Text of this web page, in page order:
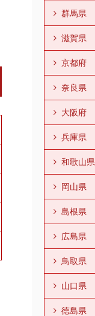
群馬県
滋賀県
京都府
奈良県
大阪府
兵庫県
和歌山県
岡山県
島根県
広島県
鳥取県
山口県
徳島県